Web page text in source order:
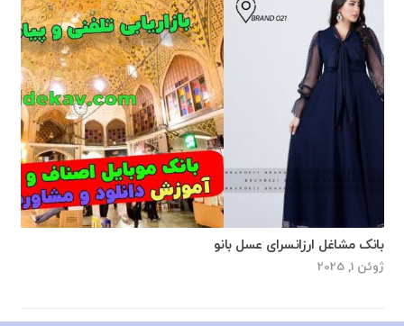
بانک مشاغل ارزانسرای عسل بانو
ژوئن 1, 2025